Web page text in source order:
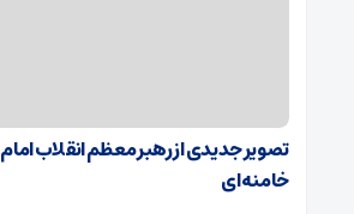
تصویر جدیدی از رهبر معظم انقلاب
خامنه‌ای